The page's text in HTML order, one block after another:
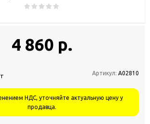
4 860 р.
Артикул: А02810
НДС, уточняйте актуальную цену у
продавца.